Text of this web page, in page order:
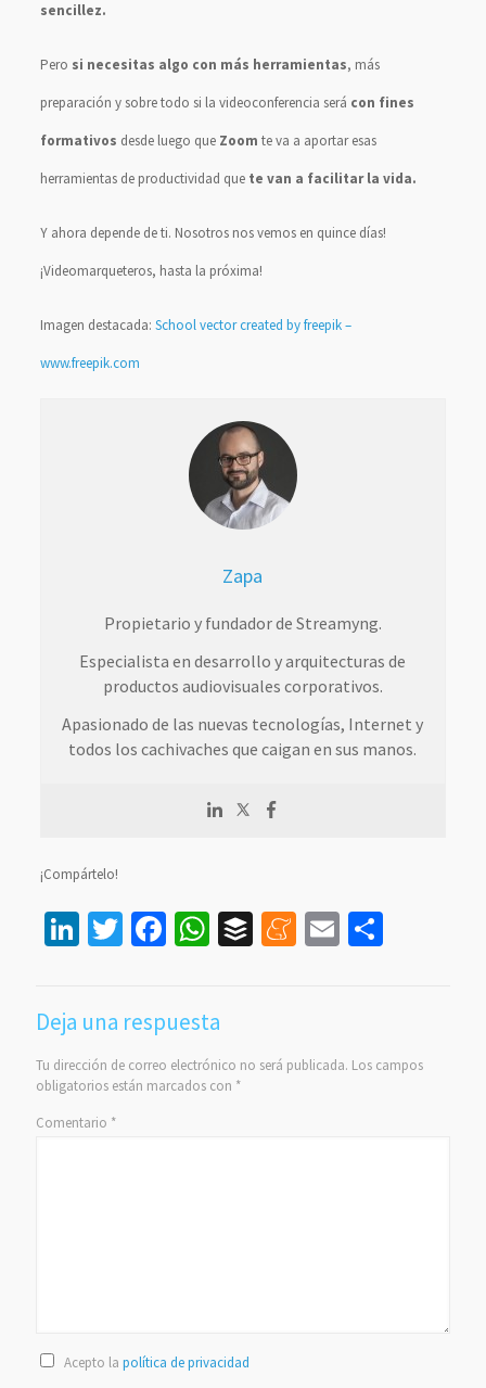
sencillez.
Pero si necesitas algo con más herramientas, más
preparación y sobre todo si la videoconferencia será con fines
formativos desde luego queZoom te va a aportar esas
herramientas de productividad quete van a facilitar la vida.
Y ahora depende de ti. Nosotros nos vemos en quince días!
¡Videomarqueteros, hasta la próxima!
Imagen destacada: School vector created by freepik –
www.freepik.com
Zapa
Propietario y fundador de Streamyng.
Especialista en desarrollo y arquitecturas de
productos audiovisuales corporativos.
Apasionado de las nuevas tecnologías, Internet y
todos los cachivaches que caigan en sus manos.
¡Compártelo!
LinkedIn
Twitter
Facebook
WhatsApp
BufferMeneame
Email
Deja una respuesta
Tu dirección de correo electrónico no será publicada. Los campos
obligatorios están marcados con *
Comentario *
Acepto la política de privacidad